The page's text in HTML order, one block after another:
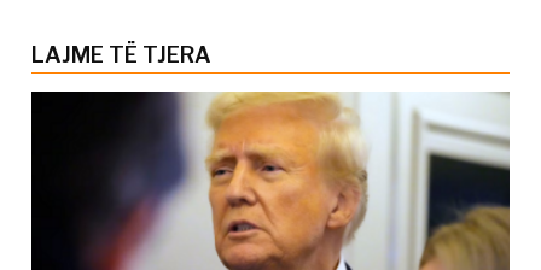
LAJME TË TJERA